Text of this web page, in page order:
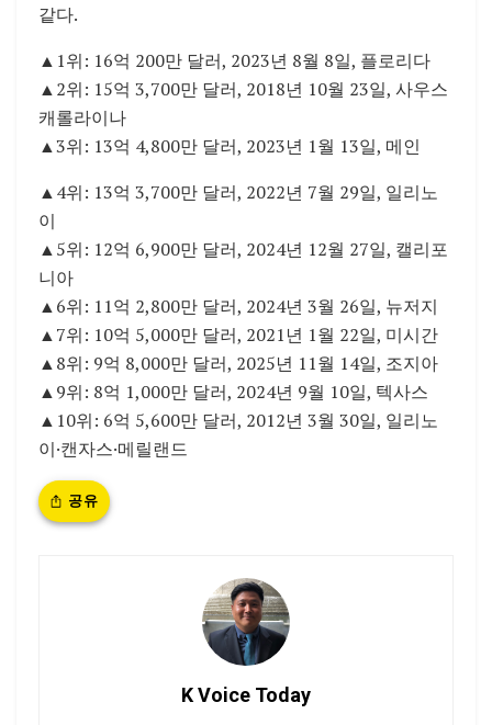
같다.
▲1위: 16억 200만 달러, 2023년 8월 8일, 플로리다
▲2위: 15억 3,700만 달러, 2018년 10월 23일, 사우스
캐롤라이나
▲3위: 13억 4,800만 달러, 2023년 1월 13일, 메인
▲4위: 13억 3,700만 달러, 2022년 7월 29일, 일리노
이
▲5위: 12억 6,900만 달러, 2024년 12월 27일, 캘리포
니아
▲6위: 11억 2,800만 달러, 2024년 3월 26일, 뉴저지
▲7위: 10억 5,000만 달러, 2021년 1월 22일, 미시간
▲8위: 9억 8,000만 달러, 2025년 11월 14일, 조지아
▲9위: 8억 1,000만 달러, 2024년 9월 10일, 텍사스
▲10위: 6억 5,600만 달러, 2012년 3월 30일, 일리노
이·캔자스·메릴랜드
공유
K Voice Today